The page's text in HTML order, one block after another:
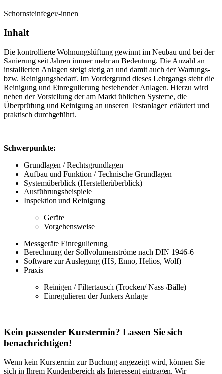
Schornsteinfeger/-innen
Inhalt
Die kontrollierte Wohnungslüftung gewinnt im Neubau und bei der
Sanierung seit Jahren immer mehr an Bedeutung. Die Anzahl an
installierten Anlagen steigt stetig an und damit auch der Wartungs-
bzw. Reinigungsbedarf. Im Vordergrund dieses Lehrgangs steht die
Reinigung und Einregulierung bestehender Anlagen. Hierzu wird
neben der Vorstellung der am Markt üblichen Systeme, die
Überprüfung und Reinigung an unseren Testanlagen erläutert und
praktisch durchgeführt.
Schwerpunkte:
Grundlagen / Rechtsgrundlagen
Aufbau und Funktion / Technische Grundlagen
Systemüberblick (Herstellerüberblick)
Ausführungsbeispiele
Inspektion und Reinigung
Geräte
Vorgehensweise
Messgeräte Einregulierung
Berechnung der Sollvolumenströme nach DIN 1946-6
Software zur Auslegung (HS, Enno, Helios, Wolf)
Praxis
Reinigen / Filtertausch (Trocken/ Nass /Bälle)
Einregulieren der Junkers Anlage
Kein passender Kurstermin? Lassen Sie sich
benachrichtigen!
Wenn kein Kurstermin zur Buchung angezeigt wird, können Sie
sich in Ihrem Kundenbereich als Interessent eintragen. Wir